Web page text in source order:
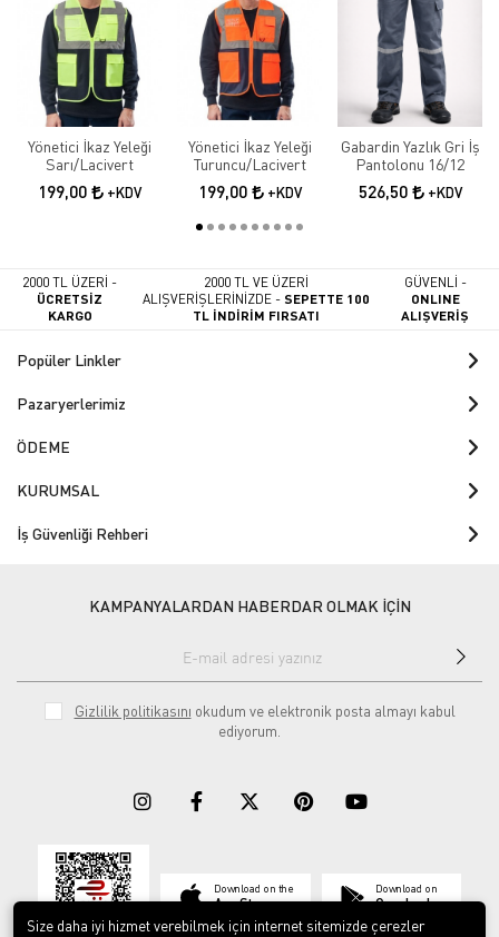
Yönetici İkaz Yeleği
Sarı/Lacivert
199,00 +KDV
Yönetici İkaz Yeleği
Turuncu/Lacivert
199,00 +KDV
Gabardin Yazlık Gri İş
Pantolonu 16/12
526,50 +KDV
2000 TL ÜZERİ -
ÜCRETSİZ
KARGO
2000 TL VE ÜZERİ
ALIŞVERİŞLERİNİZDE -SEPETTE 100
TL İNDİRİM FIRSATI
GÜVENLİ -
ONLINE
ALIŞVERİŞ
Popüler Linkler
Pazaryerlerimiz
ÖDEME
KURUMSAL
İş Güvenliği Rehberi
KAMPANYALARDAN HABERDAR OLMAK İÇİN
Gizlilik politikasını okudum ve elektronik posta almayı kabul
ediyorum.
Download on the
App Store
Download on
Google play
Size daha iyi hizmet verebilmek için internet sitemizde çerezler